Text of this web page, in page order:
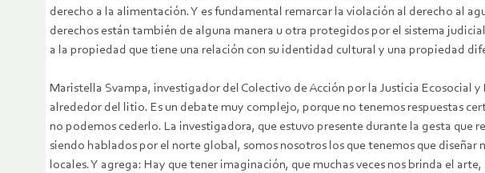
derecho a la alimentación. Y es fundamental remarcar la violación al derecho al
derechos están también de alguna manera u otra protegidos por el sistema
a la propiedad que tiene una relación con su identidad cultural y una propiedad
Maristella Svampa, investigador del Colectivo de Acción por la Justicia
alrededor del litio. Es un debate muy complejo, porque no tenemos respuestas
no podemos cederlo. La investigadora, que estuvo presente durante la gesta que
siendo hablados por el norte global, somos nosotros los que tenemos que
locales. Y agrega: Hay que tener imaginación, que muchas veces nos brinda el